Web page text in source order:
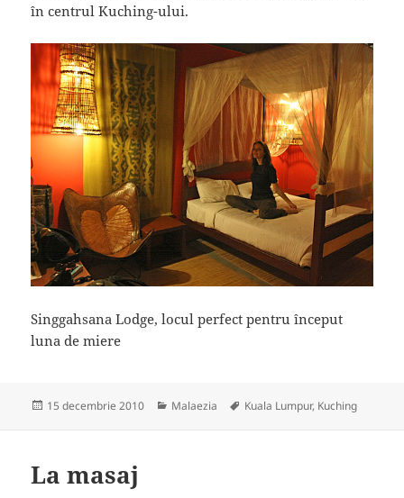
în centrul Kuching-ului.
Singgahsana Lodge, locul perfect pentru început
luna de miere
Publicat
15 decembrie 2010 Categorii
Malaezia Etichete
Kuala Lumpur, Kuching
La masaj